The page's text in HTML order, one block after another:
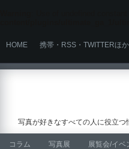
HOME 携帯・RSS・TWITTERほか
写真が好きなすべての人に役立
コラム 写真展 展覧会/イベ